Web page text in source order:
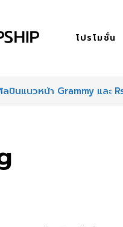
โปรโมชั่น
นแนวหน้า Grammy และ